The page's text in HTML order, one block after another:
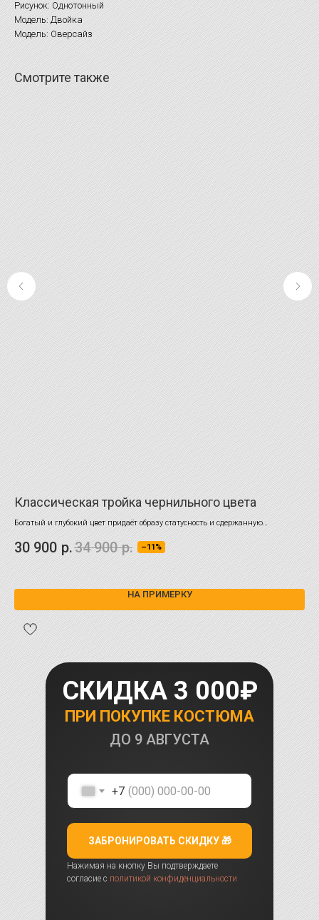
Рисунок: Однотонный
Модель: Двойка
Модель: Оверсайз
Смотрите также
Классическая тройка чернильного цвета
Богатый и глубокий цвет придаёт образу статусность и сдержанную
элегантность
30 900 р.34 900 р. –11%
НА ПРИМЕРКУ
ПРИ ПОКУПКЕ КОСТЮМА
СКИДКА 3 000₽
ДО 9 АВГУСТА
+7
ЗАБРОНИРОВАТЬ СКИДКУ 🎁
Нажимая на кнопку Вы подтверждаете
согласие с политикой конфиденциальности